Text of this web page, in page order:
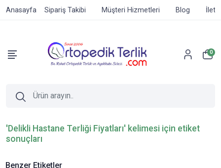
Anasayfa Sipariş Takibi Müşteri Hizmetleri Blog
0
'Delikli Hastane Terliği Fiyatları' kelimesi için etiket
sonuçları
Benzer Etiketler